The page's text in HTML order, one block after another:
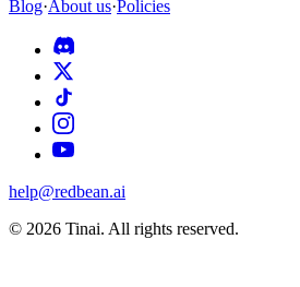
Blog·About us·Policies
help@redbean.ai
© 2026 Tinai. All rights reserved.